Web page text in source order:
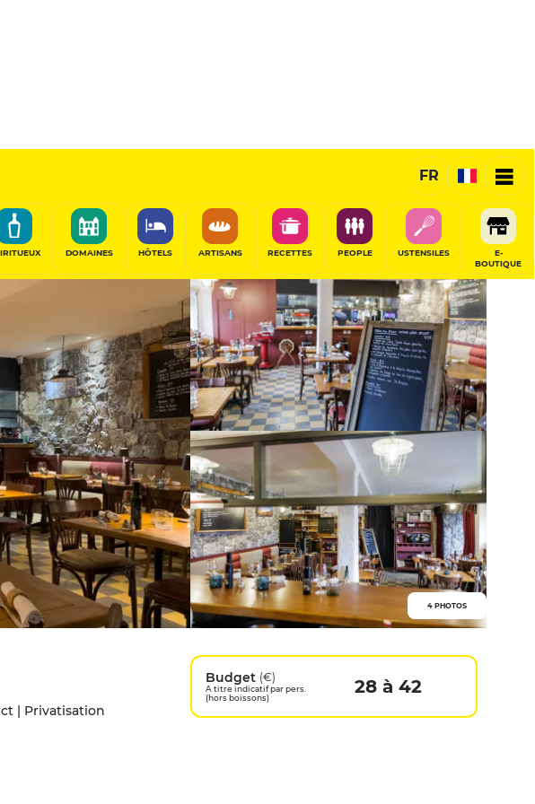
FR
DOMAINES HÔTELS ARTISANS RECETTES PEOPLE USTENSILES
E-
BOUTIQUE
4 PHOTOS
| Privatisation
Budget (€)
A titre indicatif par pers.
(hors boissons)
28 à 42